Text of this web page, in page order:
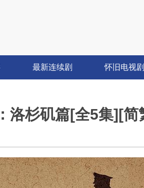
最新连续剧 怀旧电视剧
洛杉矶篇[全5集][